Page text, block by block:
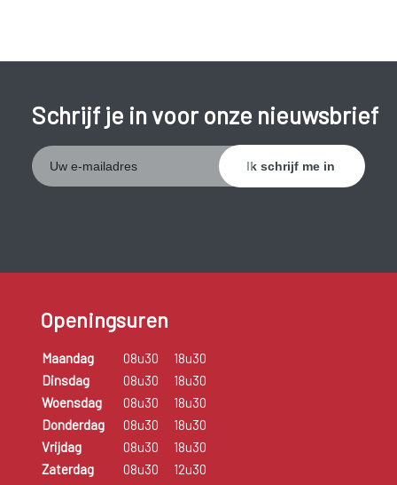
Het zicht gaat geleidelijk achteruit tot de leeftijd van
Presbyopie kan gecorrigeerd worden met een (lees)bril of
contactlenzen.
Schrijf je in voor onze nieuwsbrief
Openingsuren
Maandag 08u30
18u30
Dinsdag
08u30
18u30
Woensdag
08u30
18u30
Donderdag
08u30
18u30
Vrijdag
08u30
18u30
Zaterdag
08u30
12u30